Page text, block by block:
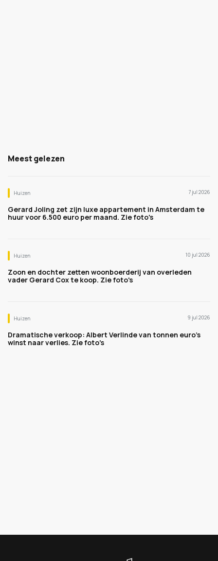
Meest gelezen
Huizen 7 jul 2026
Gerard Joling zet zijn luxe appartement in Amsterdam te
huur voor 6.500 euro per maand. Zie foto's
Huizen 10 jul 2026
Zoon en dochter zetten woonboerderij van overleden
vader Gerard Cox te koop. Zie foto's
Huizen 9 jul 2026
Dramatische verkoop: Albert Verlinde van tonnen euro's
winst naar verlies. Zie foto's